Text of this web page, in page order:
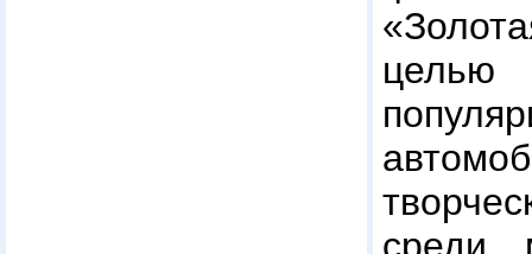
целью